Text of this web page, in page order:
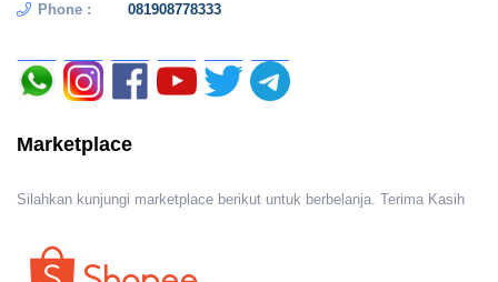
Phone : 081908778333
Marketplace
Silahkan kunjungi marketplace berikut untuk berbelanja. Terima Kasih